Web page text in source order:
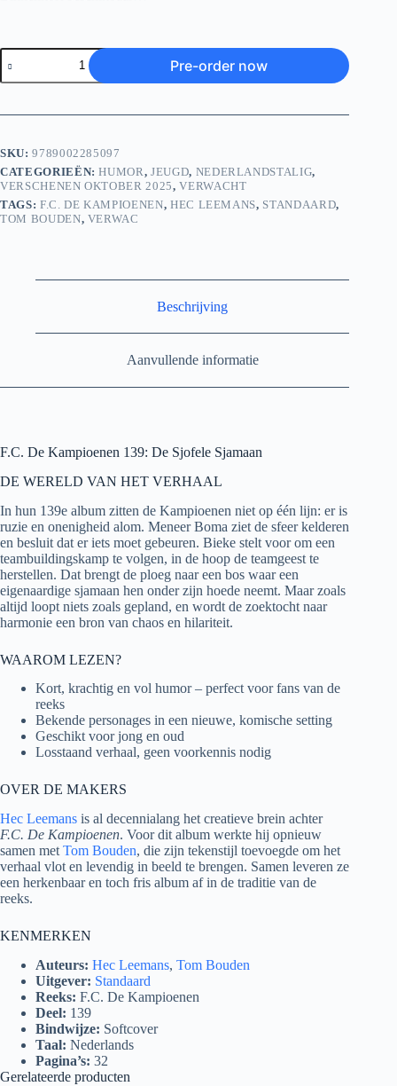
F.C.
De
Kampioenen
De
aantal
Pre-order now
SKU:9789002285097
CATEGORIEËN:HUMOR,JEUGD, NEDERLANDSTALIG,
VERSCHENEN OKTOBER 2025,VERWACHT
TAGS: F.C. DE KAMPIOENEN, HEC LEEMANS, STANDAARD,
TOM BOUDEN, VERWAC
Beschrijving
Aanvullende informatie
F.C. De Kampioenen 139: De Sjofele Sjamaan
DE WERELD VAN HET VERHAAL
In hun 139e album zitten de Kampioenen niet op één lijn: er is
ruzie en onenigheid alom. Meneer Boma ziet de sfeer kelderen
en besluit dat er iets moet gebeuren. Bieke stelt voor om een
teambuildingskamp te volgen, in de hoop de teamgeest te
herstellen. Dat brengt de ploeg naar een bos waar een
eigenaardige sjamaan hen onder zijn hoede neemt. Maar zoals
altijd loopt niets zoals gepland, en wordt de zoektocht naar
harmonie een bron van chaos en hilariteit.
WAAROM LEZEN?
Kort, krachtig en vol humor – perfect voor fans van de
reeks
Bekende personages in een nieuwe, komische setting
Geschikt voor jong en oud
Losstaand verhaal, geen voorkennis nodig
OVER DE MAKERS
Hec Leemans is al decennialang het creatieve brein achter
F.C. De Kampioenen. Voor dit album werkte hij opnieuw
samen met Tom Bouden, die zijn tekenstijl toevoegde om het
verhaal vlot en levendig in beeld te brengen. Samen leveren ze
een herkenbaar en toch fris album af in de traditie van de
reeks.
KENMERKEN
Auteurs: Hec Leemans, Tom Bouden
Uitgever: Standaard
Reeks: F.C. De Kampioenen
Deel: 139
Bindwijze: Softcover
Taal: Nederlands
Pagina’s: 32
Gerelateerde producten